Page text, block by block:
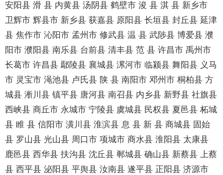
安阳县 滑 县 内黄县 汤阴县 鹤壁市 浚 县 淇 县 新乡市
卫辉市 辉县市 新乡县 获嘉县 原阳县 长垣县 封丘县 延津
县 焦作市 沁阳市 孟州市 修武县 温 县 武陟县 博爱县 濮
阳市 濮阳县 南乐县 台前县 清丰县 范 县 许昌市 禹州市
长葛市 许昌县 鄢陵县 襄城县 漯河市 临颍县 舞阳县 义马
市 灵宝市 渑池县 卢氏县 陕 县 南阳市 邓州市 桐柏县 方
城县 淅川县 镇平县 唐河县 南召县 内乡县 新野县 社旗县
西峡县 商丘市 永城市 宁陵县 虞城县 民权县 夏邑县 柘城
县 睢 县 信阳市 潢川县 淮滨县 息 县 新 县 商城县 固始
县 罗山县 光山县 周口市 项城市 商水县 淮阳县 太康县
鹿邑县 西华县 扶沟县 沈丘县 郸城县 确山县 新蔡县 上蔡
县 西平县 泌阳县 平舆县 汝南县 遂平县 正阳县 济源市